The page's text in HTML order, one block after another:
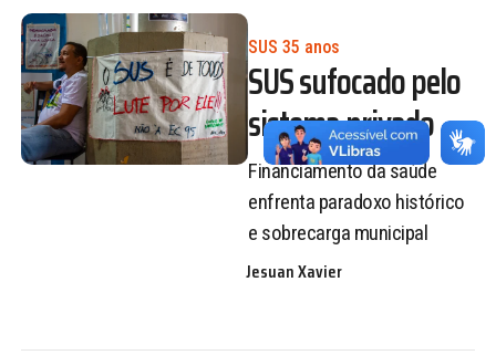
SUS 35 anos
SUS sufocado pelo
sistema privado
Financiamento da saúde
enfrenta paradoxo histórico
e sobrecarga municipal
Jesuan Xavier